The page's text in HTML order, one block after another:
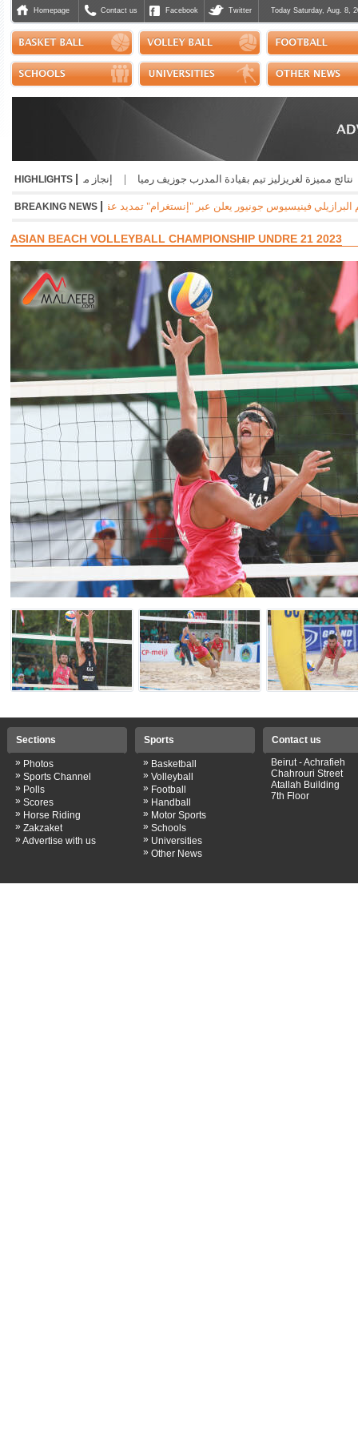
Homepage Contact us Facebook Twitter Today Saturday, Aug. 8,
HIGHLIGHTS |
إنجاز مشرّف للبنان دولياً في مميزة لغريزليز تيم بقيادة المدرب جوزيف رميا
BREAKING NEWS |
فينيسيوس جونيور يعلن عبر "إنستغرام" تمديد عقده مع ريال مدريد الاسباني لست
ASIAN BEACH VOLLEYBALL CHAMPIONSHIP UNDRE 21 2023
Sections
» Photos
» Sports Channel
» Polls
» Scores
» Horse Riding
» Zakzaket
» Advertise with us
Sports
» Basketball
» Volleyball
» Football
» Handball
» Motor Sports
» Schools
» Universities
» Other News
Contact us
Beirut - Achrafieh
Chahrouri Street
Atallah Building
7th Floor